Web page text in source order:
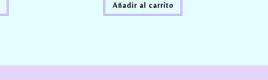
Añadir al carrito